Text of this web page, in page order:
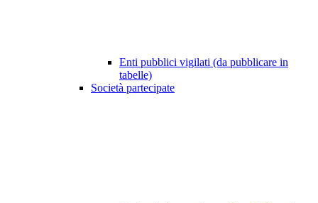
Enti pubblici vigilati (da pubblicare in
tabelle)
Società partecipate